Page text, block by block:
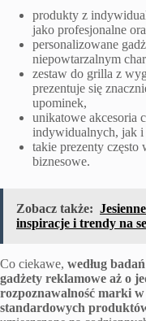
produkty z
jako profesjonalne
personalizowane
niepowtarzalnym
zestaw do grilla z
prezentuje się
upominek,
unikatowe akcesoria
indywidualnych, jak
takie prezenty często
biznesowe.
Zobacz także:
inspiracje i trendy na
Co ciekawe, według
gadżety reklamowe aż o
rozpoznawalność marki
standardowych